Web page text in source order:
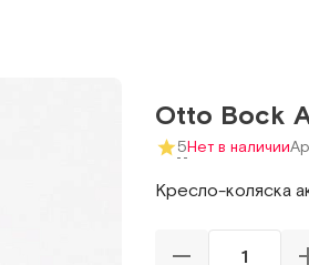
Otto Bock
5Нет в наличии
Кресло-коляска